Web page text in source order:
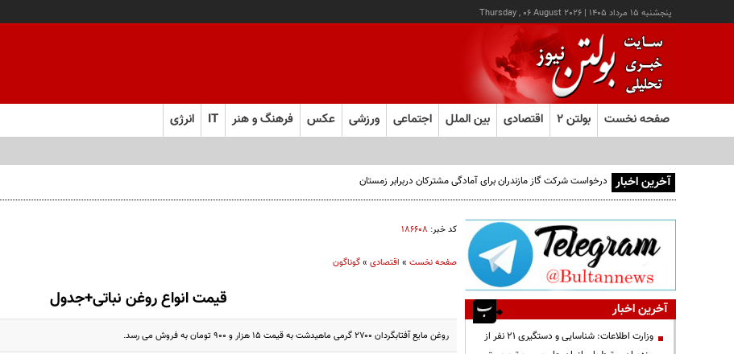
پنجشنبه ۱۵ مرداد ۱۴۰۵ |
Thursday , 06 August 2026
صفحه نخست بولتن ۲ اقتصادی بین الملل اجتماعی ورزشی عکس فرهنگ و هنر IT انرژی
آخرین اخبار درخواست شرکت گاز مازندران برای آمادگی مشترکان دربرابر زمستان
کد خبر: ۱۸۶۶۰۸
صفحه نخست» اقتصادی»گوناگون
قیمت انواع روغن نباتی+جدول
روغن مایع آفتابگردان ۲۷۰۰ گرمی ماهیدشت به قیمت ۱۵ هزار و ۹۰۰ تومان به فروش می رسد.
آخرین اخبار
وزارت اطلاعات: شناسایی و دستگیری ۲۱ نفر از